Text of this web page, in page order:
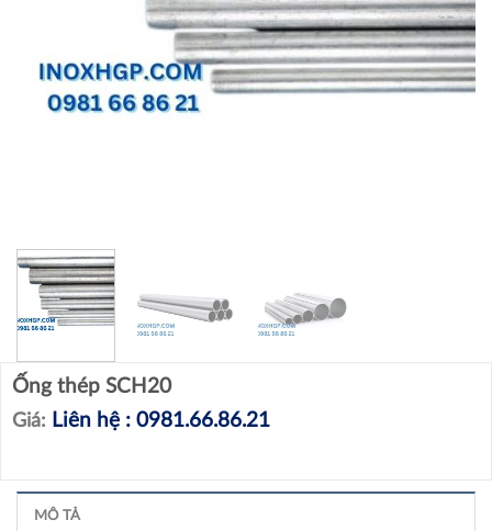
Ống thép SCH20
Giá: Liên hệ : 0981.66.86.21
MÔ TẢ